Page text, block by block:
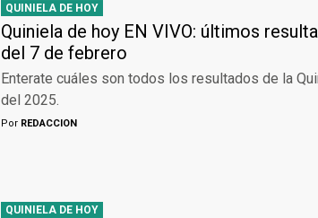
QUINIELA DE HOY
Quiniela de hoy EN VIVO: últimos
del 7 de febrero
Enterate cuáles son todos los resultados de la
del 2025.
Por REDACCION
QUINIELA DE HOY